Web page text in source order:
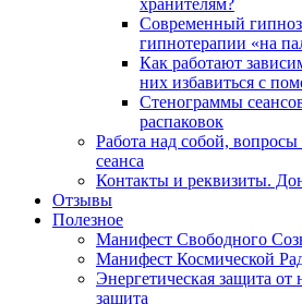
хранителям?
Современный
гипнотерапии «на
Как работают
них избавиться с
Стенограммы
распаковок
Работа над собой,
сеанса
Контакты и реквизиты.
Отзывы
Полезное
Манифест Свободного
Манифест Космической
Энергетическая защита от
защита